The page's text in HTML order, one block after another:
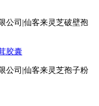
公司|仙客来灵芝破壁孢
胶囊
公司|仙客来灵芝孢子粉